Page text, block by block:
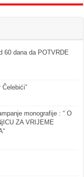
60 dana da POTVRDE
monografije : “ O
ZA VRIJEME